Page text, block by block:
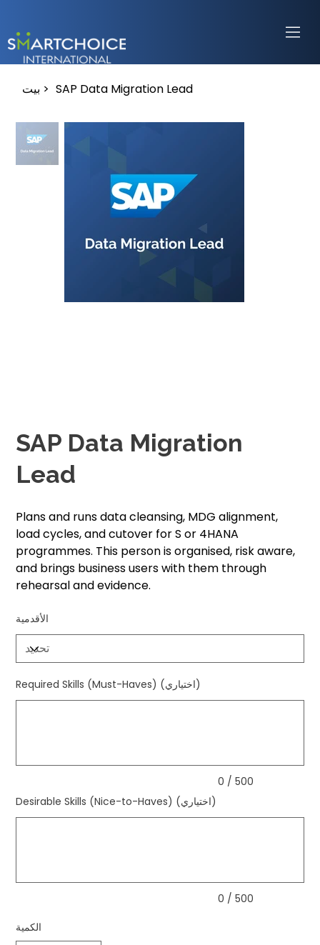
بيت > SAP Data Migration Lead
SAP Data Migration
Lead
Plans and runs data cleansing, MDG alignment,
load cycles, and cutover for S or 4HANA
programmes. This person is organised, risk aware,
and brings business users with them through
rehearsal and evidence.
الأقدمية
Required Skills (Must-Haves) (اختياري)
0 / 500
Desirable Skills (Nice-to-Haves) (اختياري)
0 / 500
الكمية